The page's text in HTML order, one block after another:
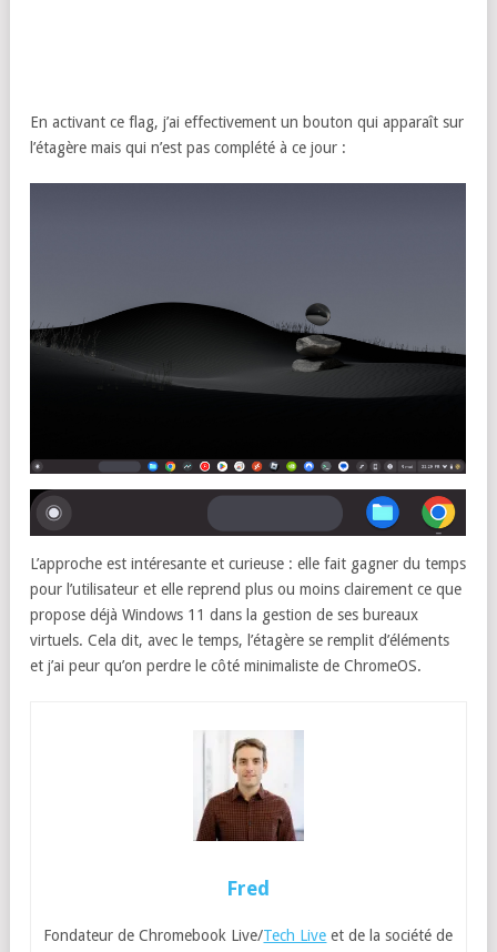
En activant ce flag, j’ai effectivement un bouton qui apparaît sur
l’étagère mais qui n’est pas complété à ce jour :
L’approche est intéresante et curieuse : elle fait gagner du temps
pour l’utilisateur et elle reprend plus ou moins clairement ce que
propose déjà Windows 11 dans la gestion de ses bureaux
virtuels. Cela dit, avec le temps, l’étagère se remplit d’éléments
et j’ai peur qu’on perdre le côté minimaliste de ChromeOS.
Fred
Fondateur de Chromebook Live/Tech Live et de la société de